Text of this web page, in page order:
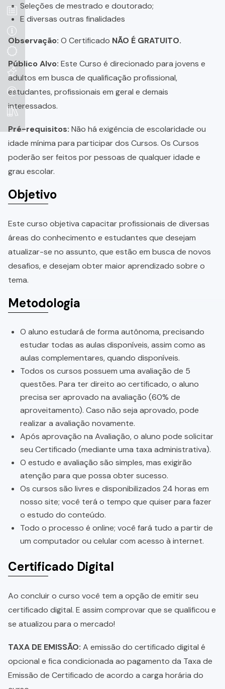
Seleções de mestrado e doutorado;
E diversas outras finalidades
Observação: O Certificado NÃO É GRATUITO.
Público Alvo: Este Curso é direcionado para jovens e
adultos em busca de qualificação profissional,
estudantes, profissionais em geral e demais
interessados.
Pré-requisitos: Não há exigência de escolaridade ou
idade mínima para participar dos Cursos. Os Cursos
poderão ser feitos por pessoas de qualquer idade e
grau escolar.
Objetivo
Este curso objetiva capacitar profissionais de diversas
áreas do conhecimento e estudantes que desejam
atualizar-se no assunto, que estão em busca de novos
desafios, e desejam obter maior aprendizado sobre o
tema.
Metodologia
O aluno estudará de forma autônoma, precisando
estudar todas as aulas disponíveis, assim como as
aulas complementares, quando disponíveis.
Todos os cursos possuem uma avaliação de 5
questões. Para ter direito ao certificado, o aluno
precisa ser aprovado na avaliação (60% de
aproveitamento). Caso não seja aprovado, pode
realizar a avaliação novamente.
Após aprovação na Avaliação, o aluno pode solicitar
seu Certificado (mediante uma taxa administrativa).
O estudo e avaliação são simples, mas exigirão
atenção para que possa obter sucesso.
Os cursos são livres e disponibilizados 24 horas em
nosso site; você terá o tempo que quiser para fazer
o estudo do conteúdo.
Todo o processo é online; você fará tudo a partir de
um computador ou celular com acesso à internet.
Certificado Digital
Ao concluir o curso você tem a opção de emitir seu
certificado digital. E assim comprovar que se qualificou e
se atualizou para o mercado!
TAXA DE EMISSÃO: A emissão do certificado digital é
opcional e fica condicionada ao pagamento da Taxa de
Emissão de Certificado de acordo a carga horária do